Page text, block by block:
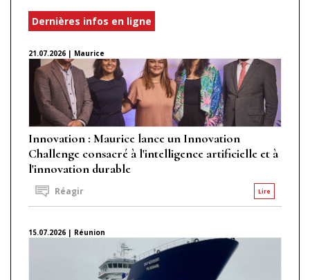
Dernières infos en ligne
21.07.2026 | Maurice
Innovation : Maurice lance un Innovation
Challenge consacré à l'intelligence artificielle et à
l'innovation durable
Lire
Réagir
15.07.2026 | Réunion